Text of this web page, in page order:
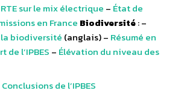
sur le mix électrique – État de
en France Biodiversité: –
la biodiversité (anglais) – Résumé en
l’IPBES – Élévation du niveau des
Conclusions de l’IPBES